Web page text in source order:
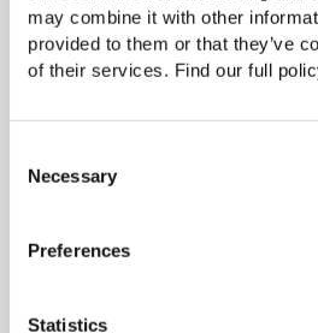
may combine it with other
provided to them or that they’ve
of their services. Find our full
Necessary
Preferences
Statistics
sanitaires.
Vous vous engagez à
demande, un dossier
demander aux clients de
des locaux de l’hôtel s’ils
Veuillez noter que sur les